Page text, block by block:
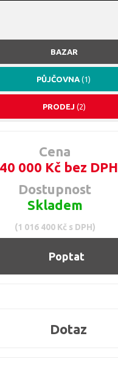
BAZAR
PŮJČOVNA (1)
PRODEJ (2)
Cena
000 Kč bez DPH
Dostupnost
Skladem
(1 016 400 Kč s DPH)
Poptat
Dotaz